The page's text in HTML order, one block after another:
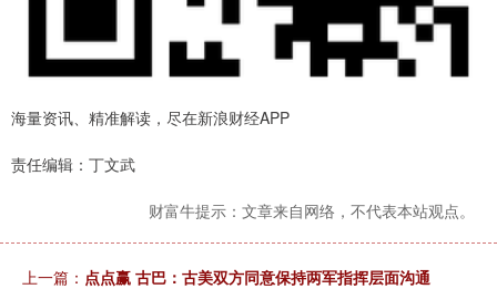
海量资讯、精准解读，尽在新浪财经APP
责任编辑：丁文武
财富牛提示：文章来自网络，不代表本站观点。
上一篇： 点点赢 古巴：古美双方同意保持两军指挥层面沟通